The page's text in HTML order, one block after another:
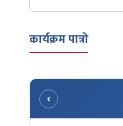
कार्यक्रम पात्रो
‹